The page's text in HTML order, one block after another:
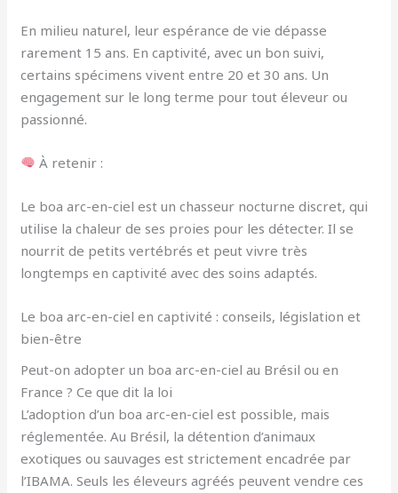
En milieu naturel, leur espérance de vie dépasse
rarement 15 ans. En captivité, avec un bon suivi,
certains spécimens vivent entre 20 et 30 ans. Un
engagement sur le long terme pour tout éleveur ou
passionné.
À retenir :
Le boa arc-en-ciel est un chasseur nocturne discret, qui
utilise la chaleur de ses proies pour les détecter. Il se
nourrit de petits vertébrés et peut vivre très
longtemps en captivité avec des soins adaptés.
Le boa arc-en-ciel en captivité : conseils, législation et
bien-être
Peut-on adopter un boa arc-en-ciel au Brésil ou en
France ? Ce que dit la loi
L’adoption d’un boa arc-en-ciel est possible, mais
réglementée. Au Brésil, la détention d’animaux
exotiques ou sauvages est strictement encadrée par
l’IBAMA. Seuls les éleveurs agréés peuvent vendre ces